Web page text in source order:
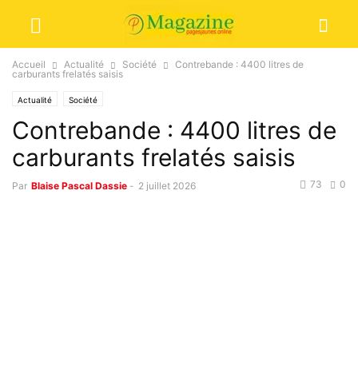
Accueil Actualité Société
Contrebande : 4400 litres de
carburants frelatés saisis
Actualité Société
Contrebande : 4400 litres de
carburants frelatés saisis
Par Blaise Pascal Dassie - 2 juillet 2026 0
73